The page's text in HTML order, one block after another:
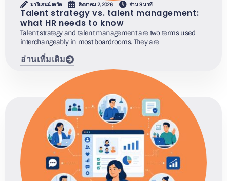
มารีแอนน์ เดวิด สิงหาคม 2, 2026 อ่าน 9 นาที
Talent strategy vs. talent management:
what HR needs to know
Talent strategy and talent management are two terms used
interchangeably in most boardrooms. They are
อ่านเพิ่มเติม